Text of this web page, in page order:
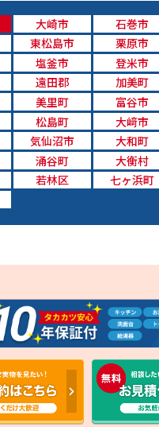
大崎市
石巻市
東松島市
栗原市
塩釜市
登米市
遠田郡
加美町
美里町
富谷市
松島町
大﨑市
気仙沼市
大和町
涌谷町
大衡村
若林区
七ヶ浜町